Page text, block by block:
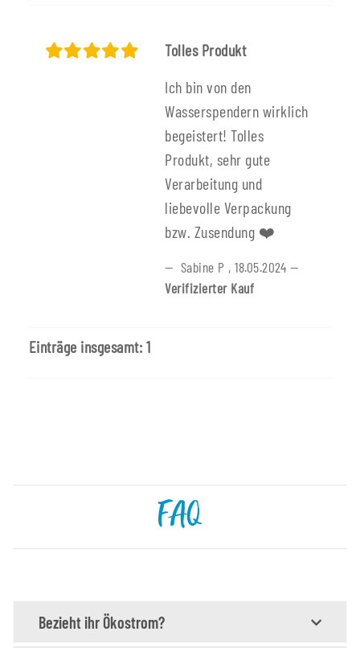
Tolles Produkt
Ich bin von den
Wasserspendern wirklich
begeistert! Tolles
Produkt, sehr gute
Verarbeitung und
liebevolle Verpackung
bzw. Zusendung ❤️
Sabine P ,18.05.2024
Verifizierter Kauf
Einträge insgesamt: 1
FAQ
Bezieht ihr Ökostrom?